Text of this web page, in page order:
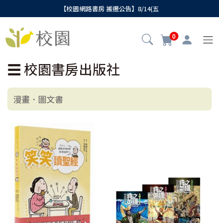
【校園網路書房 搬遷公告】8/14(五
0
☰校園書房出版社
漫畫．圖文書